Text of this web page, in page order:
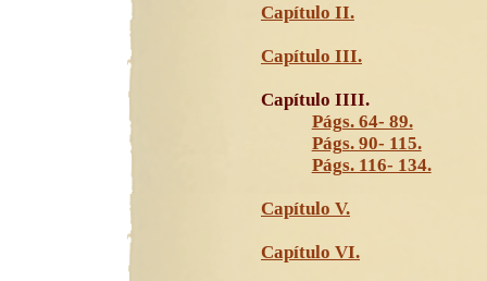
Capítulo II.
Capítulo III.
Capítulo IIII.
Págs. 64- 89.
Págs. 90- 115.
Págs. 116- 134.
Capítulo V.
Capítulo VI.